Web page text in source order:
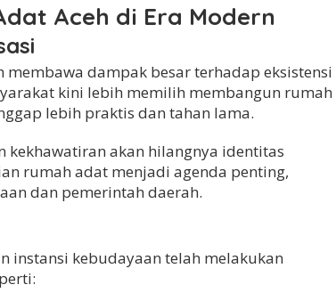
Aceh di Era Modern
dampak besar terhadap eksistensi
kini lebih memilih membangun rumah
lebih praktis dan tahan lama.
kekhawatiran akan hilangnya identitas
rumah adat menjadi agenda penting,
dan pemerintah daerah.
instansi kebudayaan telah melakukan